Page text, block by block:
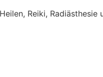
Reiki, Radiästhesie